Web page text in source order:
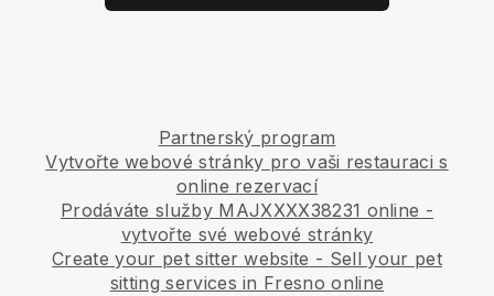
Partnerský program
Vytvořte webové stránky pro vaši restauraci s
online rezervací
Prodáváte služby MAJXXXX38231 online -
vytvořte své webové stránky
Create your pet sitter website - Sell your pet
sitting services in Fresno online